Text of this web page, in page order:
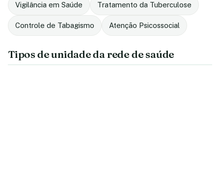
Vigilância em Saúde Tratamento da Tuberculose
Controle de Tabagismo Atenção Psicossocial
Tipos de unidade da rede de saúde